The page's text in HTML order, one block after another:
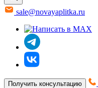
sale@novayaplitka.ru
Получить консультацию